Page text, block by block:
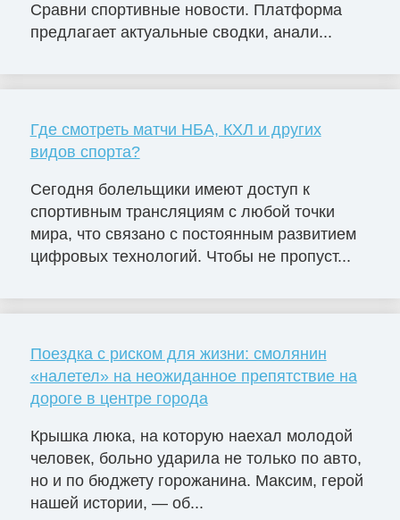
Сравни спортивные новости. Платформа
предлагает актуальные сводки, анали...
Где смотреть матчи НБА, КХЛ и других
видов спорта?
Сегодня болельщики имеют доступ к
спортивным трансляциям с любой точки
мира, что связано с постоянным развитием
цифровых технологий. Чтобы не пропуст...
Поездка с риском для жизни: смолянин
«налетел» на неожиданное препятствие на
дороге в центре города
Крышка люка, на которую наехал молодой
человек, больно ударила не только по авто,
но и по бюджету горожанина. Максим, герой
нашей истории, — об...